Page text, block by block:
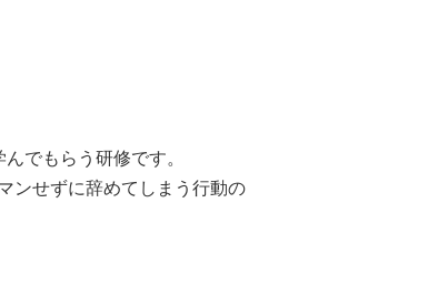
でもらう研修です。
ンせずに辞めてしまう行動の